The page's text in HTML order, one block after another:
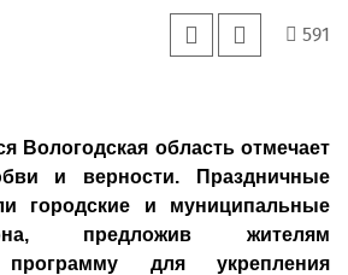
591
Вологодская область отмечает
и верности. Праздничные
городские и муниципальные
предложив жителям
программу для укрепления